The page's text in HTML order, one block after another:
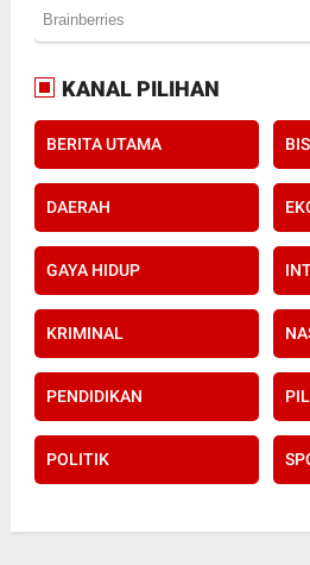
KANAL PILIHAN
BERITA UTAMA
DAERAH
GAYA HIDUP
KRIMINAL
PENDIDIKAN
POLITIK